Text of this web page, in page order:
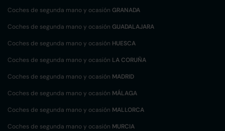
Coches de segunda mano y ocasión GRANADA
Coches de segunda mano y ocasión GUADALAJARA
Coches de segunda mano y ocasión HUESCA
Coches de segunda mano y ocasión LA CORUÑA
Coches de segunda mano y ocasión MADRID
Coches de segunda mano y ocasión MÁLAGA
Coches de segunda mano y ocasión MALLORCA
Coches de segunda mano y ocasión MURCIA